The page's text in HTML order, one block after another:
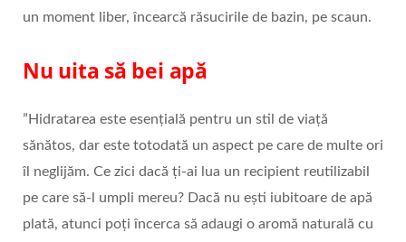
un moment liber, încearcă răsucirile de bazin, pe scaun.
Nu uita să bei apă
”Hidratarea este esențială pentru un stil de viață
sănătos, dar este totodată un aspect pe care de multe ori
îl neglijăm. Ce zici dacă ți-ai lua un recipient reutilizabil
pe care să-l umpli mereu? Dacă nu ești iubitoare de apă
plată, atunci poți încerca să adaugi o aromă naturală cu